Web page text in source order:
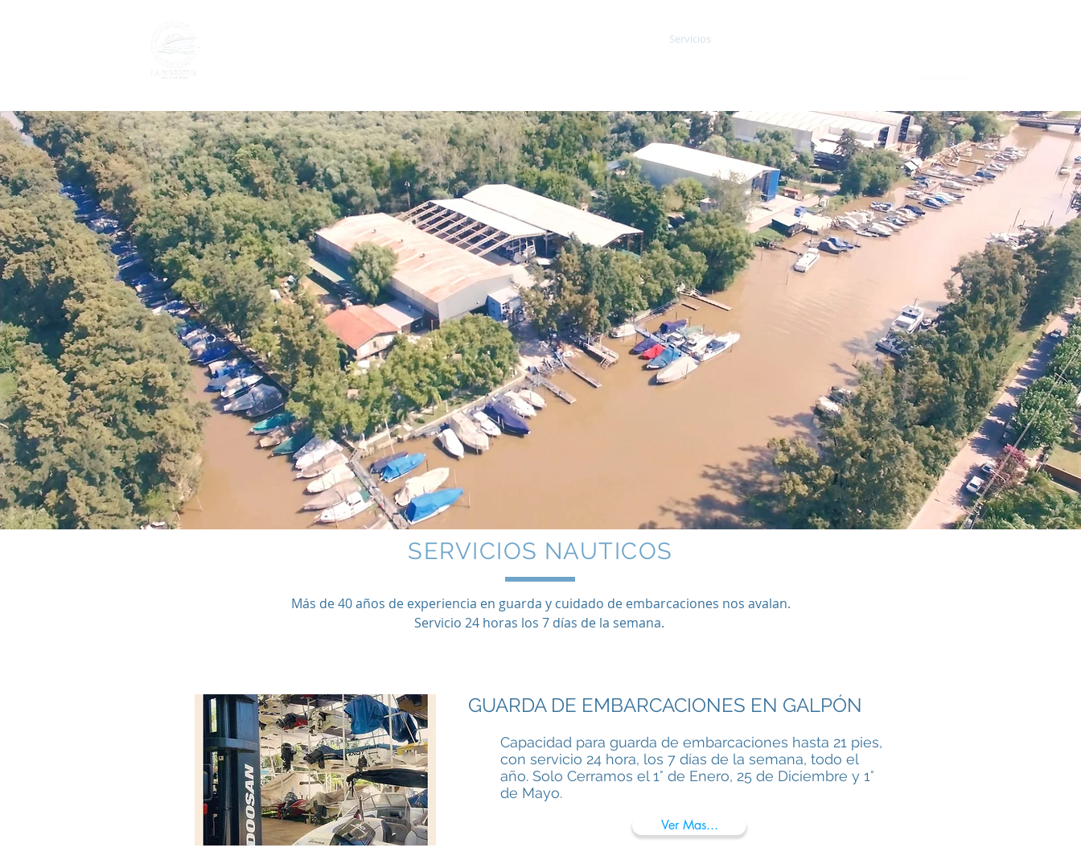
Servicios
SERVICIOS NAUTICOS
Más de 40 años de experiencia en guarda y cuidado de embarcaciones nos avalan.
Servicio 24 horas los 7 días de la semana.
GUARDA DE EMBARCACIONES EN GALPÓN
Capacidad para guarda de embarcaciones hasta 21 pies,
con servicio 24 hora, los 7 días de la semana, todo el
año. Solo Cerramos el 1° de Enero, 25 de Diciembre y 1°
de Mayo.
Ver Mas...